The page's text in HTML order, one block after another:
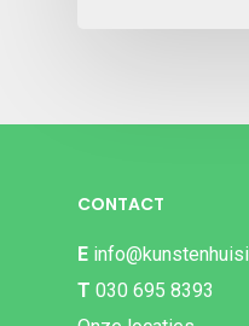
CONTACT
E
T 030 695 8393